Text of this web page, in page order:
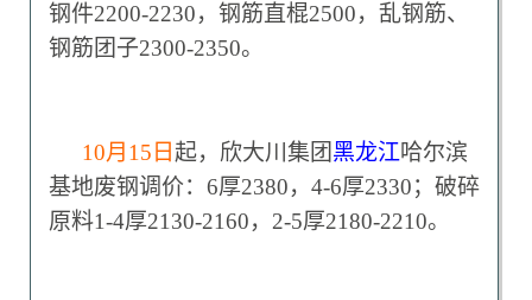
钢件2200-2230，钢筋直棍2500，乱钢筋、
钢筋团子2300-2350。
10月15日 起，欣大川集团 黑龙江哈尔滨
基地废钢调价：6厚2380，4-6厚2330；破碎
原料1-4厚2130-2160，2-5厚2180-2210。